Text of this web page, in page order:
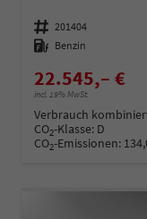
Fahrzeugnummer 201404
Kraftstoff Benzin
22.545,– €
incl. 19% MwSt.
Verbrauch
CO2-Klasse: D
CO2-Emissionen: